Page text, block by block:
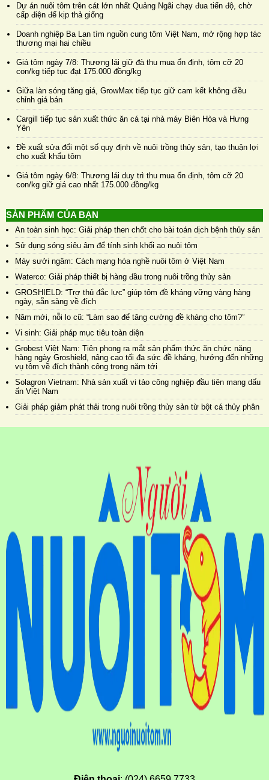
Dự án nuôi tôm trên cát lớn nhất Quảng Ngãi chạy đua tiến độ, chờ
cấp điện để kịp thả giống
Doanh nghiệp Ba Lan tìm nguồn cung tôm Việt Nam, mở rộng hợp tác
thương mại hai chiều
Giá tôm ngày 7/8: Thương lái giữ đà thu mua ổn định, tôm cỡ 20
con/kg tiếp tục đạt 175.000 đồng/kg
Giữa làn sóng tăng giá, GrowMax tiếp tục giữ cam kết không điều
chỉnh giá bán
Cargill tiếp tục sản xuất thức ăn cá tại nhà máy Biên Hòa và Hưng
Yên
Đề xuất sửa đổi một số quy định về nuôi trồng thủy sản, tạo thuận lợi
cho xuất khẩu tôm
Giá tôm ngày 6/8: Thương lái duy trì thu mua ổn định, tôm cỡ 20
con/kg giữ giá cao nhất 175.000 đồng/kg
SẢN PHẨM CỦA BẠN
An toàn sinh học: Giải pháp then chốt cho bài toán dịch bệnh thủy sản
Sử dụng sóng siêu âm để tính sinh khối ao nuôi tôm
Máy sưởi ngâm: Cách mạng hóa nghề nuôi tôm ở Việt Nam
Waterco: Giải pháp thiết bị hàng đầu trong nuôi trồng thủy sản
GROSHIELD: “Trợ thủ đắc lực” giúp tôm đề kháng vững vàng hàng
ngày, sẵn sàng về đích
Năm mới, nỗi lo cũ: “Làm sao để tăng cường đề kháng cho tôm?”
Vi sinh: Giải pháp mục tiêu toàn diện
Grobest Việt Nam: Tiên phong ra mắt sản phẩm thức ăn chức năng
hàng ngày Groshield, nâng cao tối đa sức đề kháng, hướng đến những
vụ tôm về đích thành công trong năm tới
Solagron Vietnam: Nhà sản xuất vi tảo công nghiệp đầu tiên mang dấu
ấn Việt Nam
Giải pháp giảm phát thải trong nuôi trồng thủy sản từ bột cá thủy phân